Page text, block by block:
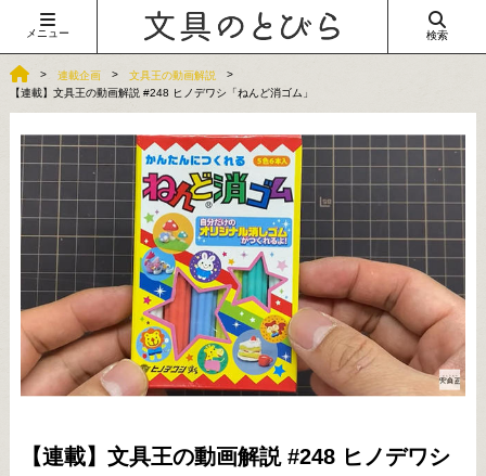
メニュー 検索
連載企画
文具王の動画解説
【連載】文具王の動画解説 #248 ヒノデワシ「ねんど消ゴム」
【連載】文具王の動画解説 #248 ヒノデワシ